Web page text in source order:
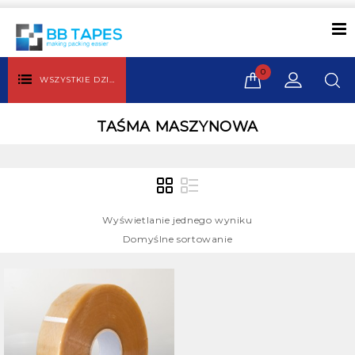
WSZYSTKIE DZIAŁY
0
TAŚMA MASZYNOWA
Wyświetlanie jednego wyniku
Domyślne sortowanie